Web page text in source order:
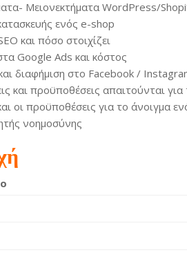
Μειονεκτήματα WordPress/
ενός e-shop
και πόσο στοιχίζει
Google Ads και κόστος
διαφήμιση στo Facebook /
και προϋποθέσεις απαιτούνται
οι προϋποθέσεις για το άνοιγμα
νοημοσύνης